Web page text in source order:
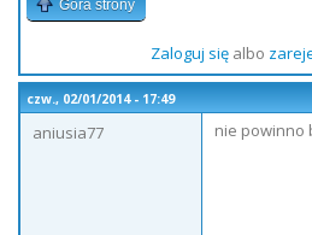
Góra strony
Zaloguj sięalbo
czw., 02/01/2014 - 17:49
aniusia77
nie powinno